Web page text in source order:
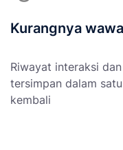
Kurangnya
Riwayat interaksi
tersimpan dalam
kembali